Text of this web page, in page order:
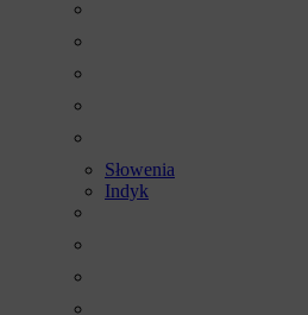
Słowenia
Indyk